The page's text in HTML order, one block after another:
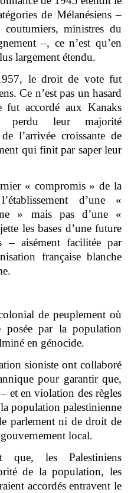
de Mélanésiens –
coutumiers, ministres du
–, ce n’est qu’en
largement étendu.
le droit de vote fut
Ce n’est pas un hasard
fut accordé aux Kanaks
perdu leur majorité
l’arrivée croissante de
qui finit par saper leur
« compromis » de la
d’une «
» mais pas d’une «
les bases d’une future
– aisément facilitée par
française blanche
de peuplement où
posée par la population
en génocide.
sioniste ont collaboré
pour garantir que,
et en violation des règles
population palestinienne
parlement ni de droit de
local.
que, les Palestiniens
de la population, les
accordés entravent le